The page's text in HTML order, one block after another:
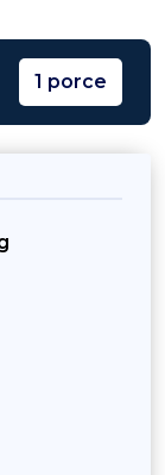
1 porce